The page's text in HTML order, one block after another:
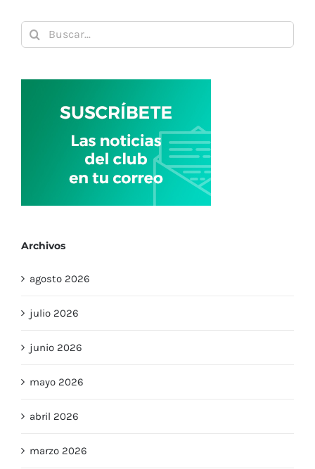
Buscar:
Archivos
agosto 2026
julio 2026
junio 2026
mayo 2026
abril 2026
marzo 2026